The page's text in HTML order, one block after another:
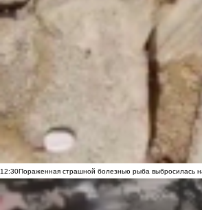
12:30Пораженная страшной болезнью рыба выбросилась